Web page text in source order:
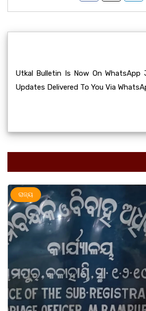
Utkal Bulletin Is Now On
Updates Delivered To You Via
ଅପରାଧ ରାଜ୍ୟ